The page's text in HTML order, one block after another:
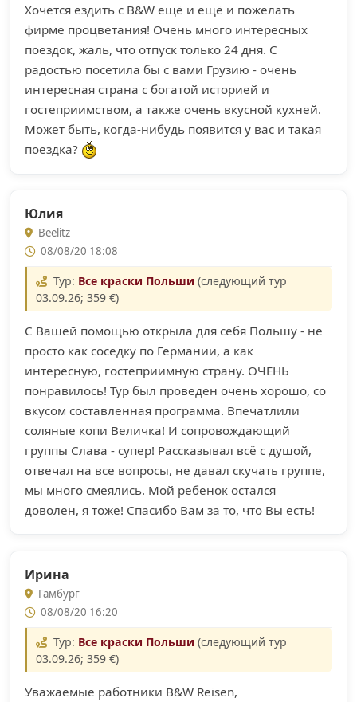
Хочется ездить с B&W ещё и ещё и пожелать
фирме процветания! Очень много интересных
поездок, жаль, что отпуск только 24 дня. С
радостью посетила бы с вами Грузию - очень
интересная страна с богатой историей и
гостеприимством, а также очень вкусной кухней.
Может быть, когда-нибудь появится у вас и такая
поездка?
Юлия
Beelitz
08/08/20 18:08
Тур: Все краски Польши (следующий тур
03.09.26; 359 €)
С Вашей помощью открыла для себя Польшу - не
просто как соседку по Германии, а как
интересную, гостеприимную страну. ОЧЕНЬ
понравилось! Тур был проведен очень хорошо, со
вкусом составленная программа. Впечатлили
соляные копи Величка! И сопровождающий
группы Слава - супер! Рассказывал всё с душой,
отвечал на все вопросы, не давал скучать группе,
мы много смеялись. Мой ребенок остался
доволен, я тоже! Спасибо Вам за то, что Вы есть!
Ирина
Гамбург
08/08/20 16:20
Тур: Все краски Польши (следующий тур
03.09.26; 359 €)
Уважаемые работники B&W Reisen,